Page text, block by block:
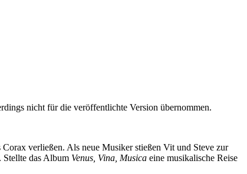
nicht für die veröffentlichte Version übernommen.
verließen. Als neue Musiker stießen Vit und Steve zur
Stellte das Album Venus, Vina, Musica eine musikalische Reise